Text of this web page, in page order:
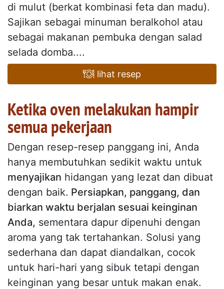
di mulut (berkat kombinasi feta dan madu).
Sajikan sebagai minuman beralkohol atau
sebagai makanan pembuka dengan salad
selada domba....
lihat resep
Ketika oven melakukan hampir
semua pekerjaan
Dengan resep-resep panggang ini, Anda
hanya membutuhkan sedikit waktu untuk
menyajikan hidangan yang lezat dan dibuat
dengan baik. Persiapkan, panggang, dan
biarkan waktu berjalan sesuai keinginan
Anda, sementara dapur dipenuhi dengan
aroma yang tak tertahankan. Solusi yang
sederhana dan dapat diandalkan, cocok
untuk hari-hari yang sibuk tetapi dengan
keinginan yang besar untuk makan enak.